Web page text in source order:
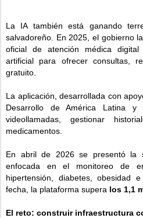
La IA también está ganando
salvadoreño. En 2025, el gobierno
oficial de atención médica
artificial para ofrecer consultas,
gratuito.
La aplicación, desarrollada con
Desarrollo de América Latina y
videollamadas, gestionar
medicamentos.
En abril de 2026 se presentó la
enfocada en el monitoreo de
hipertensión, diabetes, obesidad
fecha, la plataforma supera los 1,1
El reto: construir infraestructura